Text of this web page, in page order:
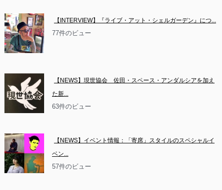
【INTERVIEW】『ライブ・アット・シェルガーデン』につ...
77件のビュー
【NEWS】現世協会　佐田・スペース・アンダルシアを加え
た新...
63件のビュー
【NEWS】イベント情報：「寄席」スタイルのスペシャルイ
ベン...
57件のビュー